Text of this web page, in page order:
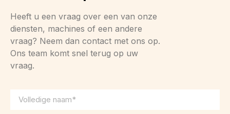
Heeft u een vraag over een van onze
diensten, machines of een andere
vraag? Neem dan contact met ons op.
Ons team komt snel terug op uw
vraag.